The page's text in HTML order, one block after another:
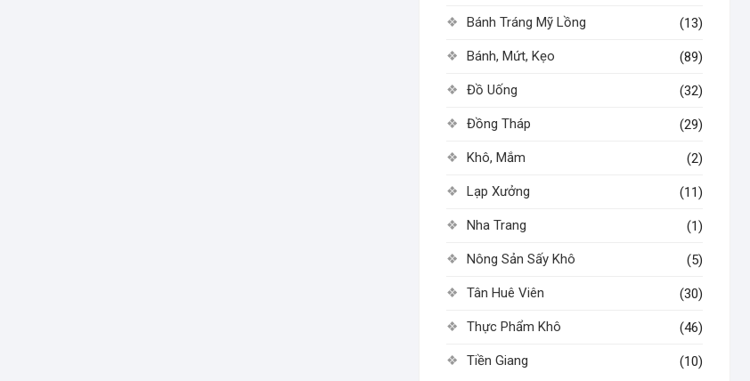
Bánh Tráng Mỹ Lồng (13)
Bánh, Mứt, Kẹo (89)
Đồ Uống (32)
Đồng Tháp (29)
Khô, Mắm (2)
Lạp Xưởng (11)
Nha Trang (1)
Nông Sản Sấy Khô (5)
Tân Huê Viên (30)
Thực Phẩm Khô (46)
Tiền Giang (10)